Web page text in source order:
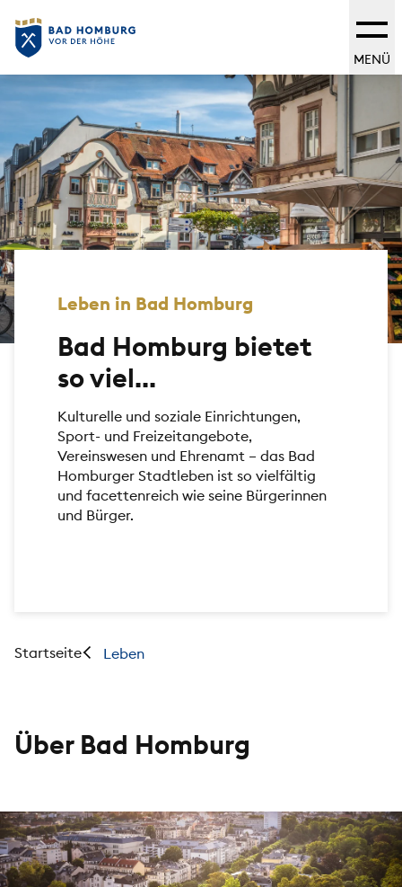
MENÜ
Leben in Bad Homburg
Bad Homburg bietet
so viel...
Kulturelle und soziale Einrichtungen,
Sport- und Freizeitangebote,
Vereinswesen und Ehrenamt – das Bad
Homburger Stadtleben ist so vielfältig
und facettenreich wie seine Bürgerinnen
und Bürger.
Startseite Leben
Über Bad Homburg